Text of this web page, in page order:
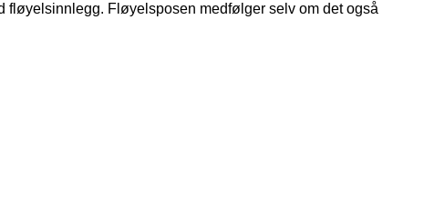
Fløyelsposen medfølger selv om det også